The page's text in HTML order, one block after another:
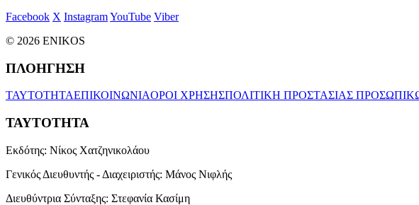
Facebook X InstagramYouTube Viber
© 2026 ENIKOS
ΠΛΟΗΓΗΣΗ
ΤΑΥΤΟΤΗΤΑΕΠΙΚΟΙΝΩΝΙΑΟΡΟΙ ΧΡΗΣΗΣΠΟΛΙΤΙΚΗ ΠΡΟΣΤΑΣΙΑΣ
ΤΑΥΤΟΤΗΤΑ
Εκδότης: Νίκος Χατζηνικολάου
Γενικός Διευθυντής - Διαχειριστής: Μάνος Νιφλής
Διευθύντρια Σύνταξης: Στεφανία Κασίμη